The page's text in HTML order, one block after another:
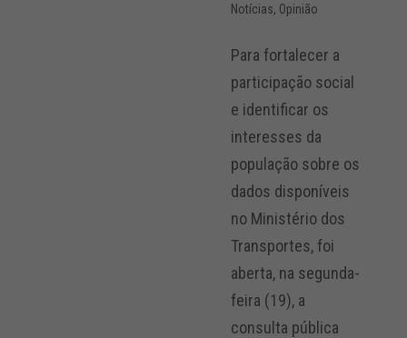
Notícias, Opinião
Para fortalecer a
participação social
e identificar os
interesses da
população sobre os
dados disponíveis
no Ministério dos
Transportes, foi
aberta, na segunda-
feira (19), a
consulta pública